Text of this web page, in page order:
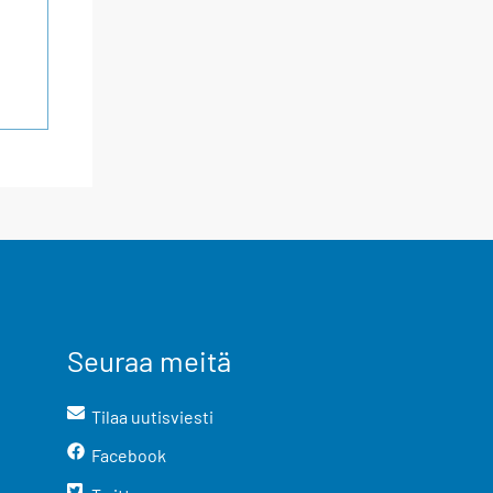
Seuraa meitä
Tilaa uutisviesti
Facebook